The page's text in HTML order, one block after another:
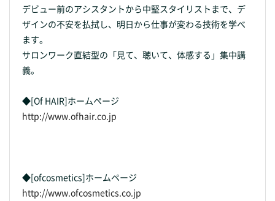
デビュー前のアシスタントから中堅スタイリストまで、デ
ザインの不安を払拭し、明日から仕事が変わる技術を学べ
ます。
サロンワーク直結型の「見て、聴いて、体感する」集中講
義。
◆[Of HAIR]ホームページ
http://www.ofhair.co.jp
◆[ofcosmetics]ホームページ
http://www.ofcosmetics.co.jp